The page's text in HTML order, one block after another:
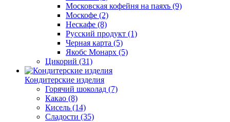
Московская кофейня на паяхъ (9)
Москофе (2)
Нескафе (8)
Русский продукт (1)
Черная карта (5)
Якобс Монарх (5)
Цикорий (31)
Кондитерские изделия
Горячий шоколад (7)
Какао (8)
Кисель (14)
Сладости (35)